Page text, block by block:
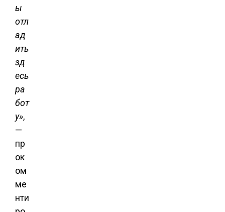
ы
отл
ад
ить
зд
есь
ра
бот
у»,
—
пр
ок
ом
ме
нти